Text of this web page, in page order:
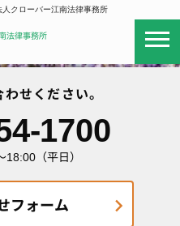
クローバー江南法律事務所
せください。
1700
（平日）
フォーム